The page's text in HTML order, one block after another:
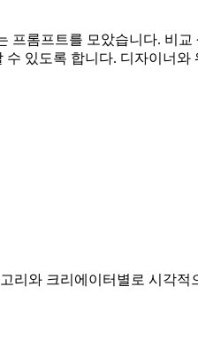
프롬프트를 모았습니다. 비
있도록 합니다. 디자이너와
리와 크리에이터별로 시각적